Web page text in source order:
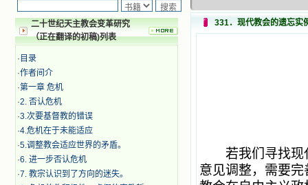
二十世纪天主教会变革研究
（正在翻译的初稿)列表
· 目录
·作者间介
·第一章 危机
·2. 否认危机
·3.次要基督教的错误
·4.危机在于未能适应
·5.调整教会适应世界的矛盾。
·6. 进一步否认危机
·7. 教宗认识到了方向的迷失。
331．现代教会的遗忘实
若我们寻找现代
意见调整，需要